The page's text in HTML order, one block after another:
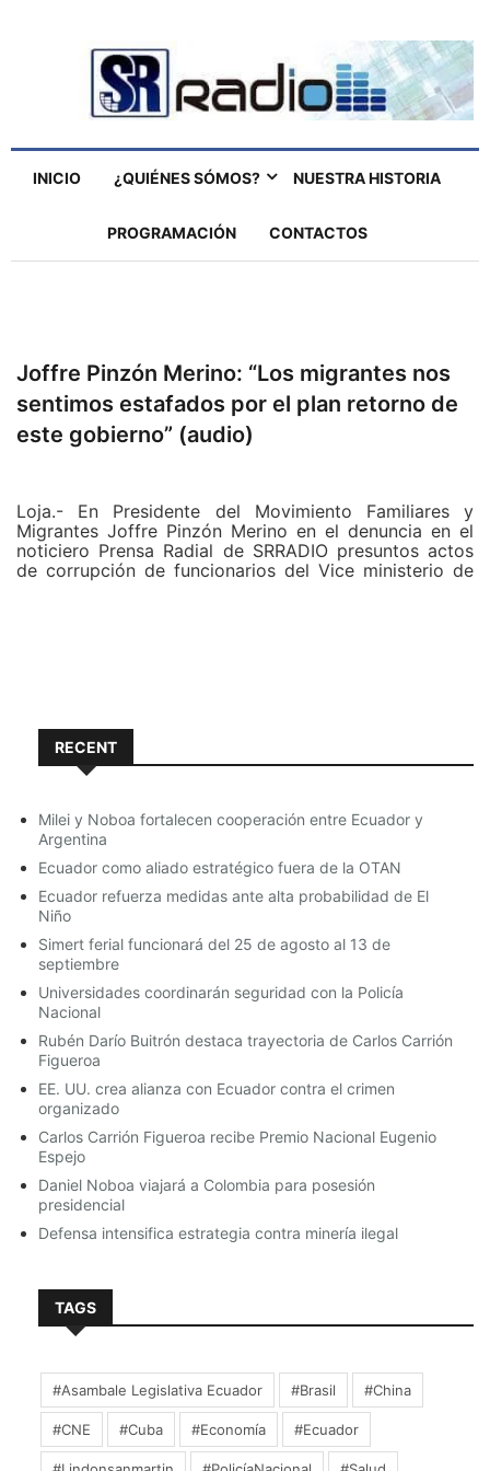
INICIO ¿QUIÉNES SÓMOS? NUESTRA HISTORIA
PROGRAMACIÓN CONTACTOS
Joffre Pinzón Merino: “Los migrantes nos
sentimos estafados por el plan retorno de
este gobierno” (audio)
Loja.- En Presidente del Movimiento Familiares y
Migrantes Joffre Pinzón Merino en el denuncia en el
noticiero Prensa Radial de SRRADIO presuntos actos
de corrupción de funcionarios del Vice ministerio de
cuenta con delegaciones en Barcelona, Palma de
Mallorca y Murcia. Además, la empresa también
realizaba envíos desde países europeos, como
que la cifra de afectados se ha visto incrementada.
Incluso, algunos clientes realizaron envíos en agosto y
aún no han llegado a su destino.
Entrevista a Joffre Pinzón Merino en el noticiero
Prensa Radial de SRRADIO
“Estas mafias operan captando los compatriotas que
quieren acogerse al plan retorno, les piden sus
que contraten estas empresas, le dan el contacto del
comercial, este comercial habla con ellos, les piden
foto copia a color del pasaporte, de la cédula toda la
comenta Joffre Pinzón Merino.
Puntualiza que “al principio si, te entregan los
paquetes, pero una vez que logran captar bastante
volumen de paquetería, proceden a realizar el golpe
RECENT
Milei y Noboa fortalecen cooperación entre Ecuador y
Argentina
Ecuador como aliado estratégico fuera de la OTAN
Ecuador refuerza medidas ante alta probabilidad de El
Niño
Simert ferial funcionará del 25 de agosto al 13 de
septiembre
Universidades coordinarán seguridad con la Policía
Nacional
Rubén Darío Buitrón destaca trayectoria de Carlos Carrión
Figueroa
EE. UU. crea alianza con Ecuador contra el crimen
organizado
Carlos Carrión Figueroa recibe Premio Nacional Eugenio
Espejo
Daniel Noboa viajará a Colombia para posesión
presidencial
Defensa intensifica estrategia contra minería ilegal
TAGS
#Asambale Legislativa Ecuador #Brasil #China
#CNE #Cuba #Economía #Ecuador